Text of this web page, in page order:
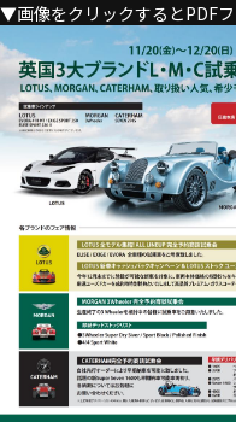
▼画像をクリックするとPDFフ